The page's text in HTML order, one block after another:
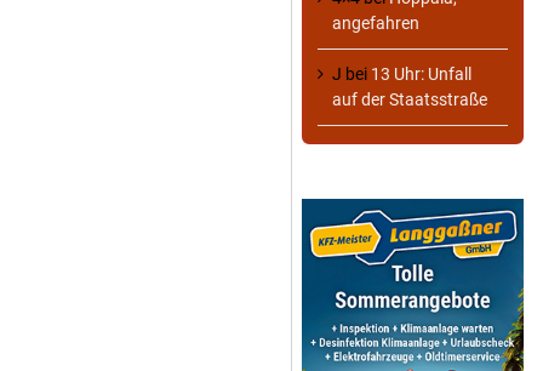
angefahren
J bei 13 Uhr: Unfall
auf der Staatsstraße